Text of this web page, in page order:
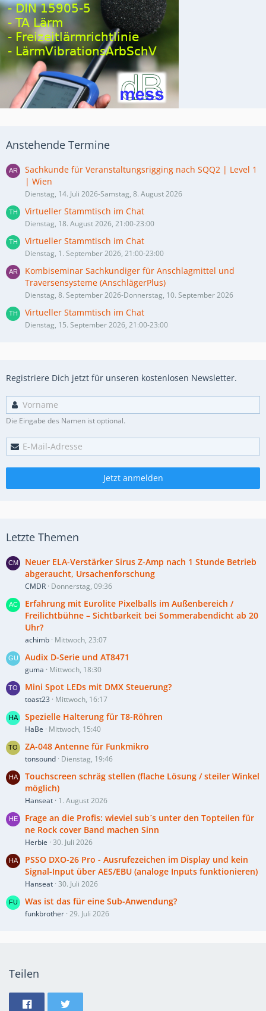
Anstehende Termine
Sachkunde für Veranstaltungsrigging nach SQQ2 | Level 1
| Wien
Dienstag, 14. Juli 2026-Samstag, 8. August 2026
Virtueller Stammtisch im Chat
Dienstag, 18. August 2026, 21:00-23:00
Virtueller Stammtisch im Chat
Dienstag, 1. September 2026, 21:00-23:00
Kombiseminar Sachkundiger für Anschlagmittel und
Traversensysteme (AnschlägerPlus)
Dienstag, 8. September 2026-Donnerstag, 10. September 2026
Virtueller Stammtisch im Chat
Dienstag, 15. September 2026, 21:00-23:00
Registriere Dich jetzt für unseren kostenlosen Newsletter.
Die Eingabe des Namen ist optional.
Jetzt anmelden
Letzte Themen
Neuer ELA-Verstärker Sirus Z-Amp nach 1 Stunde Betrieb
abgeraucht, Ursachenforschung
CMDR Donnerstag, 09:36
Erfahrung mit Eurolite Pixelballs im Außenbereich /
Freilichtbühne – Sichtbarkeit bei Sommerabendicht ab 20
Uhr?
achimb Mittwoch, 23:07
Audix D-Serie und AT8471
guma Mittwoch, 18:30
Mini Spot LEDs mit DMX Steuerung?
toast23 Mittwoch, 16:17
Spezielle Halterung für T8-Röhren
HaBe Mittwoch, 15:40
ZA-048 Antenne für Funkmikro
tonsound Dienstag, 19:46
Touchscreen schräg stellen (flache Lösung / steiler Winkel
möglich)
Hanseat 1. August 2026
Frage an die Profis: wieviel sub´s unter den Topteilen für
ne Rock cover Band machen Sinn
Herbie 30. Juli 2026
PSSO DXO-26 Pro - Ausrufezeichen im Display und kein
Signal-Input über AES/EBU (analoge Inputs funktionieren)
Hanseat 30. Juli 2026
Was ist das für eine Sub-Anwendung?
funkbrother 29. Juli 2026
Teilen